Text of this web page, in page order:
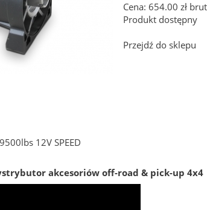
Cena: 654.00 zł
Produkt dostępny
Przejdź do sklepu
12V SPEED
akcesoriów off-road & pick-up 4x4